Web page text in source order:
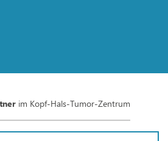
im Kopf-Hals-Tumor-Zentrum